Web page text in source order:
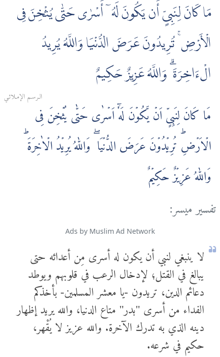
مَا كَانَ لِنَبِىٍّ أَن يَكُونَ لَهُۥٓ أَسْرٰى حَتّٰى يُثْخِنَ فِى
الْأَرْضِ ۚ تُرِيدُونَ عَرَضَ الدُّنْيَا وَاللَّهُ يُرِيدُ
الْءَاخِرَةَ ۗ وَاللَّهُ عَزِيزٌ حَكِيمٌ
الـرسـم الإمـلائـي
مَا كَانَ لِنَبِىٍّ اَنۡ يَّكُوۡنَ لَهٗۤ اَسۡرٰى حَتّٰى يُثۡخِنَ فِى
الۡاَرۡضِ‌ؕ تُرِيۡدُوۡنَ عَرَضَ الدُّنۡيَا ۖ وَاللّٰهُ يُرِيۡدُ الۡاٰخِرَةَ‌ ؕ
وَاللّٰهُ عَزِيۡزٌ حَكِيۡمٌ‏
تفسير ميسر:
Ads by Muslim Ad Network
لا ينبغي لنبي أن يكون له أسرى مِن أعدائه حتى
يبالغ في القتل؛ لإدخال الرعب في قلوبهم ويوطد
دعائم الدين، تريدون -يا معشر المسلمين- بأخذكم
الفداء من أسرى "بدر" متاع الدنيا، والله يريد إظهار
دينه الذي به تدرك الآخرة. والله عزيز لا يُقْهر،
حكيم في شرعه.